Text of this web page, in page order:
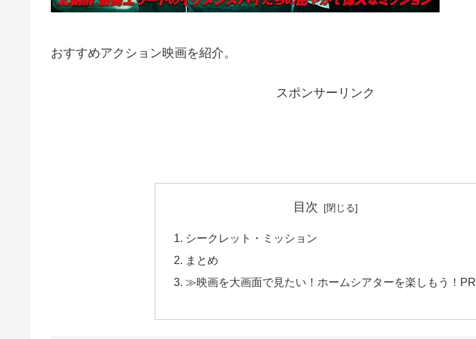
おすすめアクション映画を紹介。
スポンサーリンク
目次
シークレット・ミッション
まとめ
≫映画を大画面で見たい！ホームシアターを楽しもう！PR